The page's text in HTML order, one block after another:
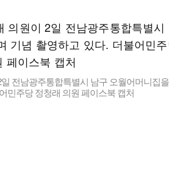
전남광주통합특별시 남구 오월어머니집
민주당 정청래 의원 페이스북 캡처